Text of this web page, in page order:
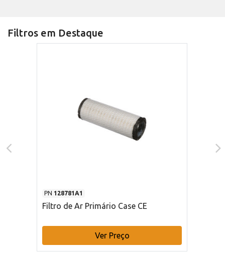
Filtros em Destaque
PN 128781A1
Filtro de Ar Primário Case CE
Ver Preço